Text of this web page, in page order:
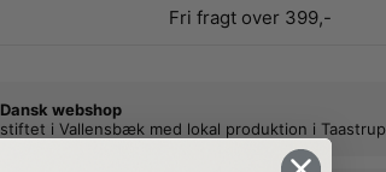
Fri fragt over 399,-
Dansk webshop
stiftet i Vallensbæk med lokal produktion i Taastrup